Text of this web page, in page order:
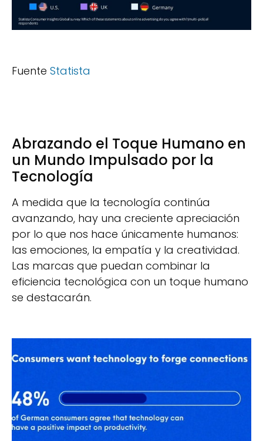
Fuente Statista
Abrazando el Toque Humano en
un Mundo Impulsado por la
Tecnología
A medida que la tecnología continúa
avanzando, hay una creciente apreciación
por lo que nos hace únicamente humanos:
las emociones, la empatía y la creatividad.
Las marcas que puedan combinar la
eficiencia tecnológica con un toque humano
se destacarán.